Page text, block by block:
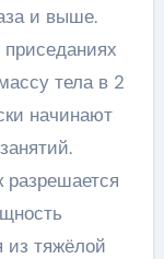
и выше.
тела в 2
начинают
разрешается
из тяжёлой